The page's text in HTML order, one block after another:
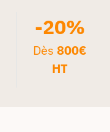
-20%
Dès 800€
HT